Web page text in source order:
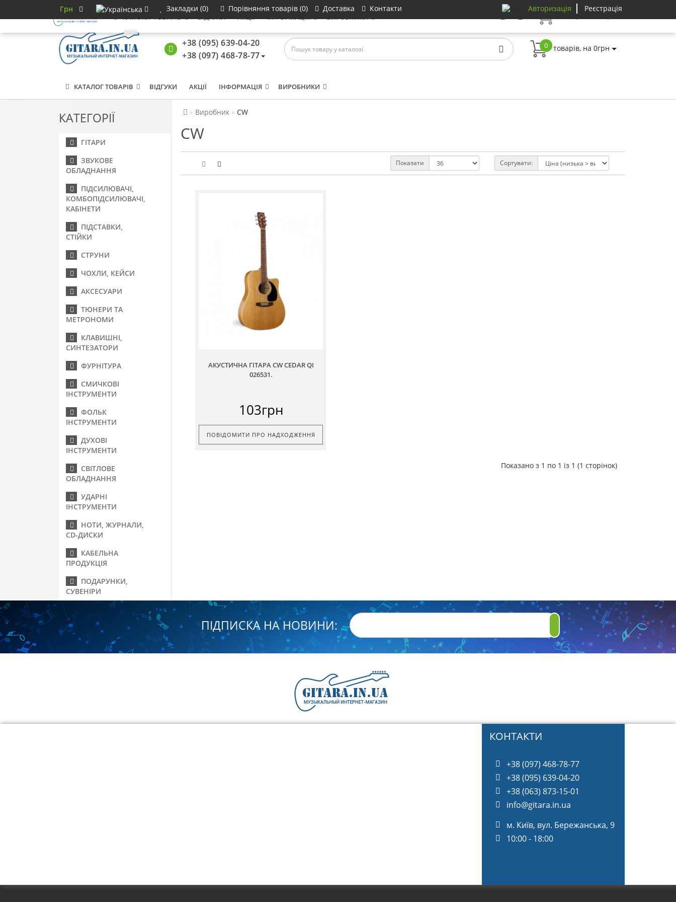
КАТАЛОГ ТОВАРІВ ВІДГУКИ АКЦІЇ ІНФОРМАЦІЯ ВИРОБНИКИ 0 товарів, на 0грн
Грн Закладки (0) Порівняння товарів (0) Доставка Контакти Авторизація Реєстрація
+38 (095) 639-04-20
+38 (097) 468-78-77
0 товарів, на 0грн
КАТАЛОГ ТОВАРІВ ВІДГУКИ АКЦІЇ ІНФОРМАЦІЯ ВИРОБНИКИ
КАТЕГОРІЇ
ГІТАРИ
ЗВУКОВЕ
ОБЛАДНАННЯ
ПІДСИЛЮВАЧІ,
КОМБОПІДСИЛЮВАЧІ,
КАБІНЕТИ
ПІДСТАВКИ,
СТІЙКИ
СТРУНИ
ЧОХЛИ, КЕЙСИ
АКСЕСУАРИ
ТЮНЕРИ ТА
МЕТРОНОМИ
КЛАВИШНІ,
СИНТЕЗАТОРИ
ФУРНІТУРА
СМИЧКОВІ
ІНСТРУМЕНТИ
ФОЛЬК
ІНСТРУМЕНТИ
ДУХОВІ
ІНСТРУМЕНТИ
СВІТЛОВЕ
ОБЛАДНАННЯ
УДАРНІ
ІНСТРУМЕНТИ
НОТИ, ЖУРНАЛИ,
CD-ДИСКИ
КАБЕЛЬНА
ПРОДУКЦІЯ
ПОДАРУНКИ,
СУВЕНІРИ
Виробник CW
CW
Сортувати:
Показати
АКУСТИЧНА ГІТАРА CW CEDAR QI
026531.
103грн
ПОВІДОМИТИ ПРО НАДХОДЖЕННЯ
Показано з 1 по 1 із 1 (1 сторінок)
ПІДПИСКА НА НОВИНИ:
КОНТАКТИ
+38 (097) 468-78-77
+38 (095) 639-04-20
+38 (063) 873-15-01
info@gitara.in.ua
м. Київ, вул. Бережанська, 9
10:00 - 18:00